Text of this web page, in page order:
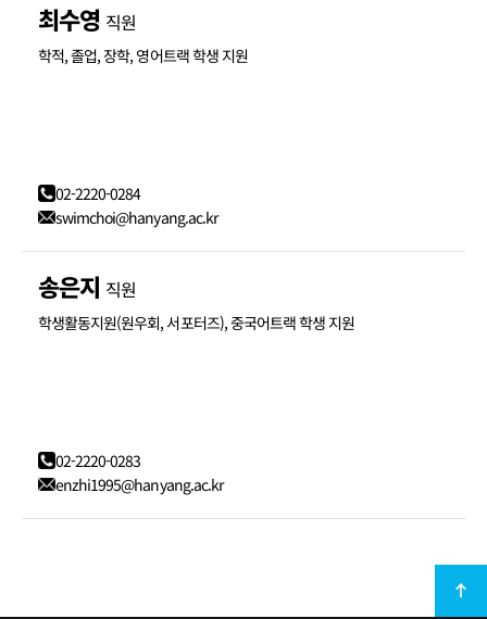
최수영 직원
학적, 졸업, 장학, 영어트랙 학생 지원
02-2220-0284
swimchoi@hanyang.ac.kr
송은지 직원
학생활동지원(원우회, 서포터즈), 중국어트랙 학생 지원
02-2220-0283
enzhi1995@hanyang.ac.kr
최상단
이동